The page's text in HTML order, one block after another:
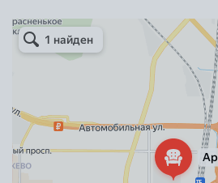
Арметкон
Металлическая мебель в Санкт‑Петербурге
Торговое оборудование в Санкт‑Петербурге